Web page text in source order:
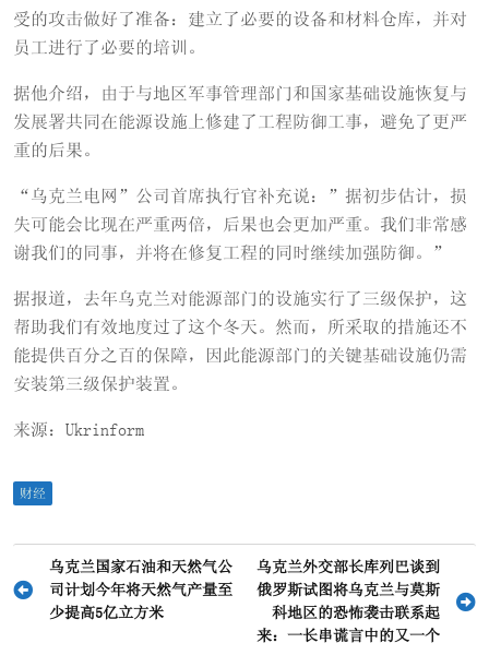
受的攻击做好了准备：建立了必要的设备和材料仓库，并对
员工进行了必要的培训。
据他介绍，由于与地区军事管理部门和国家基础设施恢复与
发展署共同在能源设施上修建了工程防御工事，避免了更严
重的后果。
“乌克兰电网”公司首席执行官补充说：”据初步估计，损
失可能会比现在严重两倍，后果也会更加严重。我们非常感
谢我们的同事，并将在修复工程的同时继续加强防御。”
据报道，去年乌克兰对能源部门的设施实行了三级保护，这
帮助我们有效地度过了这个冬天。然而，所采取的措施还不
能提供百分之百的保障，因此能源部门的关键基础设施仍需
安装第三级保护装置。
来源：Ukrinform
财经
章
乌克兰国家石油和天然气公
司计划今年将天然气产量至
少提高5亿立方米
乌克兰外交部长库列巴谈到
俄罗斯试图将乌克兰与莫斯
科地区的恐怖袭击联系起
来：一长串谎言中的又一个